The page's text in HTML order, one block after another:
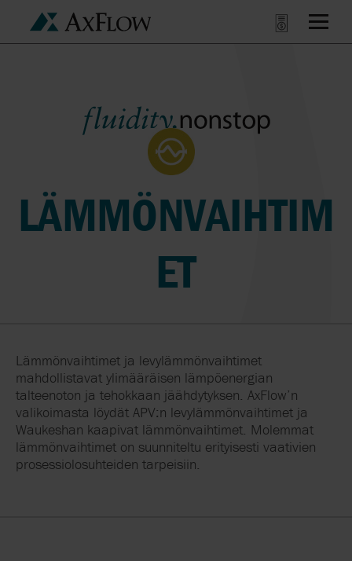
LÄMMÖNVAIHTIM
ET
Lämmönvaihtimet ja levylämmönvaihtimet
mahdollistavat ylimääräisen lämpöenergian
talteenoton ja tehokkaan jäähdytyksen. AxFlow’n
valikoimasta löydät APV:n levylämmönvaihtimet ja
Waukeshan kaapivat lämmönvaihtimet. Molemmat
lämmönvaihtimet on suunniteltu erityisesti vaativien
prosessiolosuhteiden tarpeisiin.